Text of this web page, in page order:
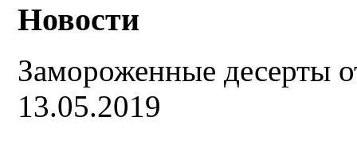
Новости
Замороженные десерты
13.05.2019